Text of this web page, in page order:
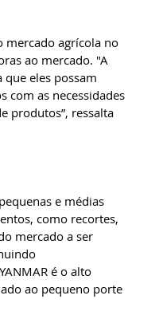
mercado agrícola no
ao mercado. "A
eles possam
com as necessidades
produtos”, ressalta
e médias
como recortes,
mercado a ser
é o alto
ao pequeno porte